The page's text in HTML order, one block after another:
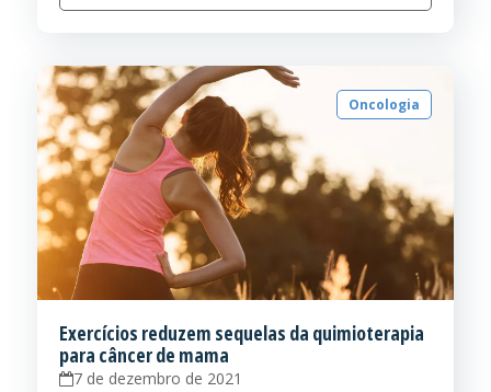
Oncologia
Exercícios reduzem sequelas da quimioterapia
para câncer de mama
7 de dezembro de 2021